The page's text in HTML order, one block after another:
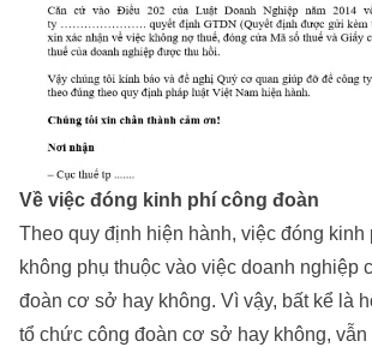
Về việc đóng kinh phí công đoàn
Theo quy định hiện hành, việc đóng kinh
không phụ thuộc vào việc doanh nghiệp
đoàn cơ sở hay không. Vì vậy, bất kể là
tổ chức công đoàn cơ sở hay không,